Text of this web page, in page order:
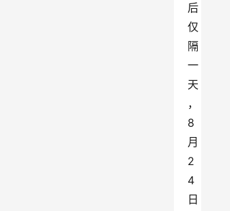
后
仅
隔
一
天
，
8
月
2
4
日